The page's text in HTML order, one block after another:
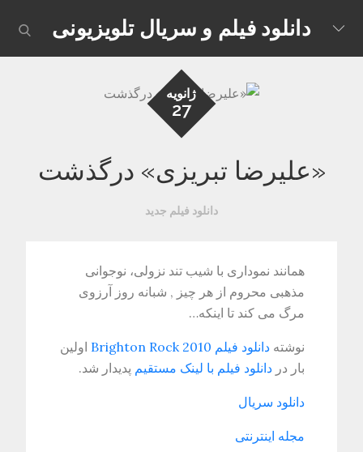
content
دانلود فیلم و سریال تلویزیونی
ژانویه
27
«علیرضا تبریزی» درگذشت
دانلود فیلم جدید
همانند نموداری با شیب تند نزولی، نوجوانی
مذهبی محروم از هر چیز , شبانه روز آرزوی
مرگ می کند تا اینکه…
نوشتهدانلود فیلم Brighton Rock 2010
اولین
بار دردانلود فیلم با لینک مستقیم پدیدار شد.
دانلود سریال
مجله اینترنتی